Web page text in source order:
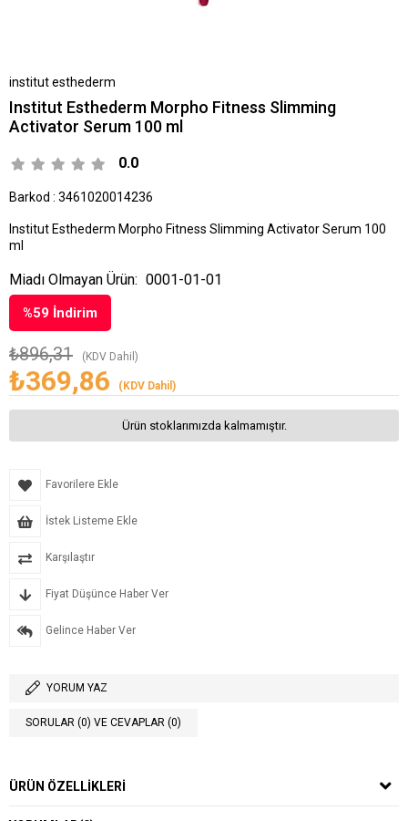
institut esthederm
Institut Esthederm Morpho Fitness Slimming
Activator Serum 100 ml
0.0
Barkod : 3461020014236
Institut Esthederm Morpho Fitness Slimming Activator Serum 100
ml
%59 İndirim
₺896,31 (KDV Dahil)
₺369,86 (KDV Dahil)
Miadı Olmayan Ürün: 0001-01-01
Ürün stoklarımızda kalmamıştır.
Favorilere Ekle
İstek Listeme Ekle
Karşılaştır
Fiyat Düşünce Haber Ver
Gelince Haber Ver
YORUM YAZ
SORULAR (0) VE CEVAPLAR (0)
ÜRÜN ÖZELLIKLERI